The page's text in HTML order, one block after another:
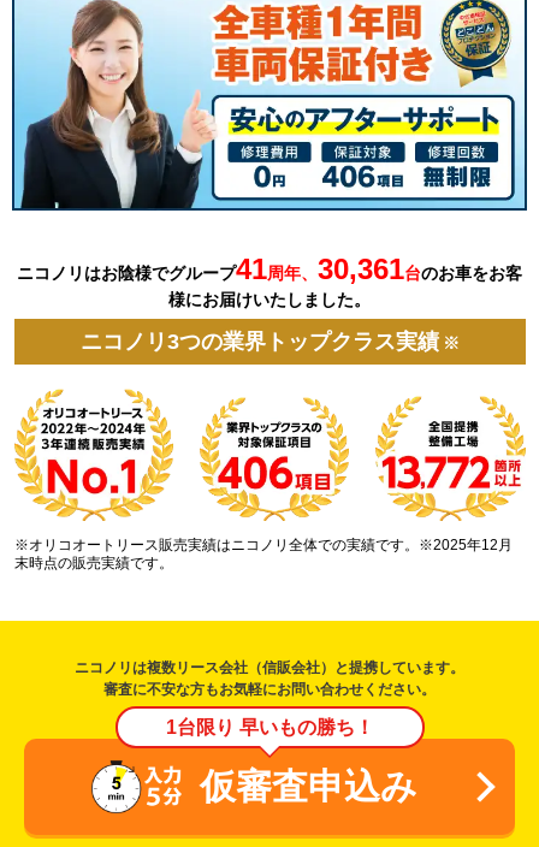
ニコノリはお陰様でグループ41周年、 30,361台のお車をお客
様にお届けいたしました。
ニコノリ3つの業界トップクラス実績 ※
※オリコオートリース販売実績はニコノリ全体での実績です。※2025年12月
末時点の販売実績です。
ニコノリは複数リース会社（信販会社）と提携しています。
審査に不安な方もお気軽にお問い合わせください。
1台限り 早いもの勝ち！
仮審査申込み